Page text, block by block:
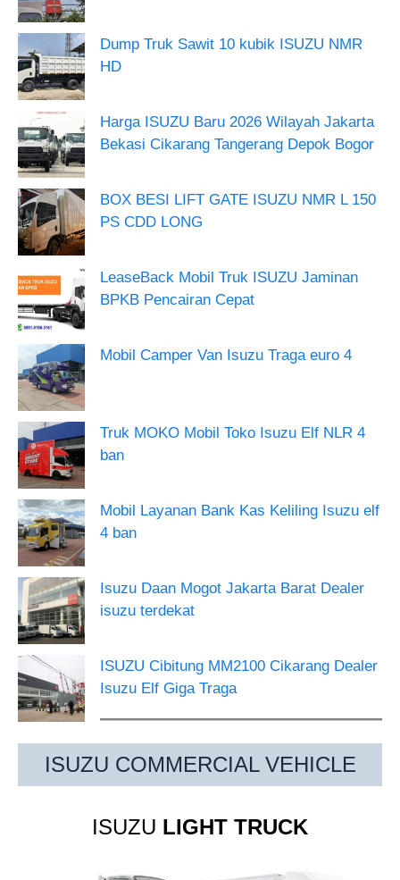
Dump Truk Sawit 10 kubik ISUZU NMR
HD
Harga ISUZU Baru 2026 Wilayah Jakarta
Bekasi Cikarang Tangerang Depok Bogor
BOX BESI LIFT GATE ISUZU NMR L 150
PS CDD LONG
LeaseBack Mobil Truk ISUZU Jaminan
BPKB Pencairan Cepat
Mobil Camper Van Isuzu Traga euro 4
Truk MOKO Mobil Toko Isuzu Elf NLR 4
ban
Mobil Layanan Bank Kas Keliling Isuzu elf
4 ban
Isuzu Daan Mogot Jakarta Barat Dealer
isuzu terdekat
ISUZU Cibitung MM2100 Cikarang Dealer
Isuzu Elf Giga Traga
ISUZU COMMERCIAL VEHICLE
ISUZU LIGHT TRUCK